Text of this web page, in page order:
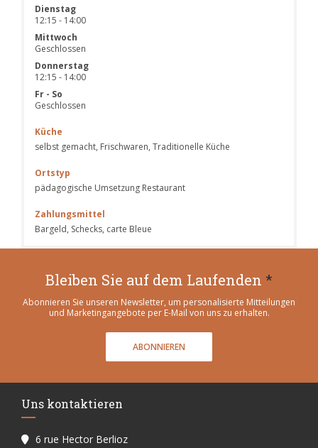
Dienstag
12:15 - 14:00
Mittwoch
Geschlossen
Donnerstag
12:15 - 14:00
Fr - So
Geschlossen
Küche
selbst gemacht, Frischwaren, Traditionelle Küche
Ortstyp
pädagogische Umsetzung Restaurant
Zahlungsmittel
Bargeld, Schecks, carte Bleue
Bleiben Sie auf dem Laufenden *
Abonnieren Sie unseren Newsletter, um personalisierte Mitteilungen
und Marketingangebote per E-Mail von uns zu erhalten.
ABONNIEREN
Uns kontaktieren
6 rue Hector Berlioz